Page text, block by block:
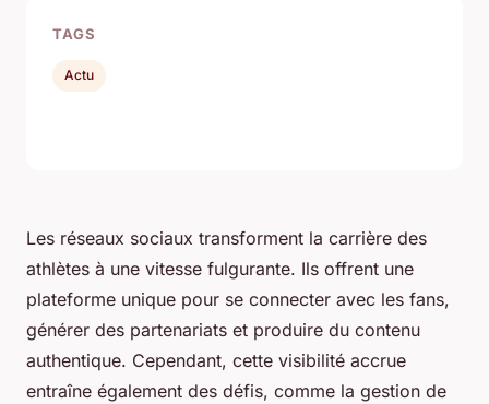
Les réseaux sociaux transforment la carrière des
athlètes à une vitesse fulgurante. Ils offrent une
plateforme unique pour se connecter avec les fans,
générer des partenariats et produire du contenu
authentique. Cependant, cette visibilité accrue
entraîne également des défis, comme la gestion de
TAGS
Actu